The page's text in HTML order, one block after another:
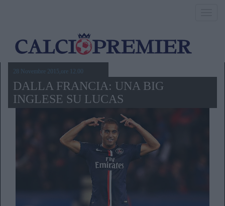
28 Novembre 2015,ore 12.00
DALLA FRANCIA: UNA BIG
INGLESE SU LUCAS